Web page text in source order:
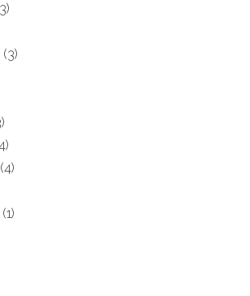
(3)
(4)
(1)